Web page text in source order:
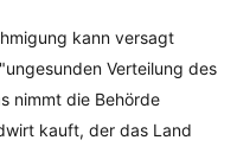
kann versagt
Verteilung des
nimmt die Behörde
kauft, der das Land